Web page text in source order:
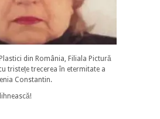
din România, Filiala Pictură
tristețe trecerea în etermitate a
Constantin.